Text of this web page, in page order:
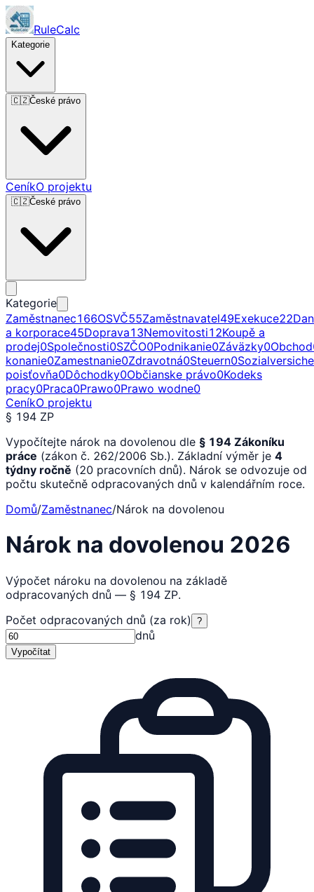
RuleCalc
Kategorie
🇨🇿České právo
CeníkO projektu
🇨🇿České právo
Kategorie
Zaměstnanec166OSVČ55Zaměstnavatel49Exekuce22
a korporace45Doprava13Nemovitosti12Koupě a
prodej0Společnosti0SZČO0Podnikanie0Záväzky0Obchod
konanie0Zamestnanie0Zdravotná0Steuern0
poisťovňa0Dôchodky0Občianske právo0Kodeks
pracy0Praca0Prawo0Prawo wodne0
CeníkO projektu
§ 194 ZP
Vypočítejte nárok na dovolenou dle § 194 Zákoníku
práce (zákon č. 262/2006 Sb.). Základní výměr je 4
týdny ročně (20 pracovních dnů). Nárok se odvozuje od
počtu skutečně odpracovaných dnů v kalendářním roce.
Domů/Zaměstnanec/Nárok na dovolenou
Nárok na dovolenou 2026
Výpočet nároku na dovolenou na základě
odpracovaných dnů — § 194 ZP.
Počet odpracovaných dnů (za rok)
?
dnů
Vypočítat